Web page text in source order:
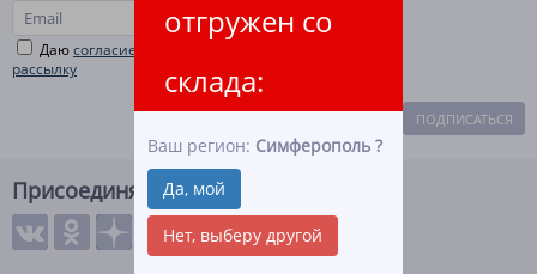
отгружен со
склада:
Ваш регион: Симферополь ?
Да, мой
Нет, выберу другой
Даюсогласие на рекламную и информационную
рассылку
ПОДПИСАТЬСЯ
Присоединяйтесь